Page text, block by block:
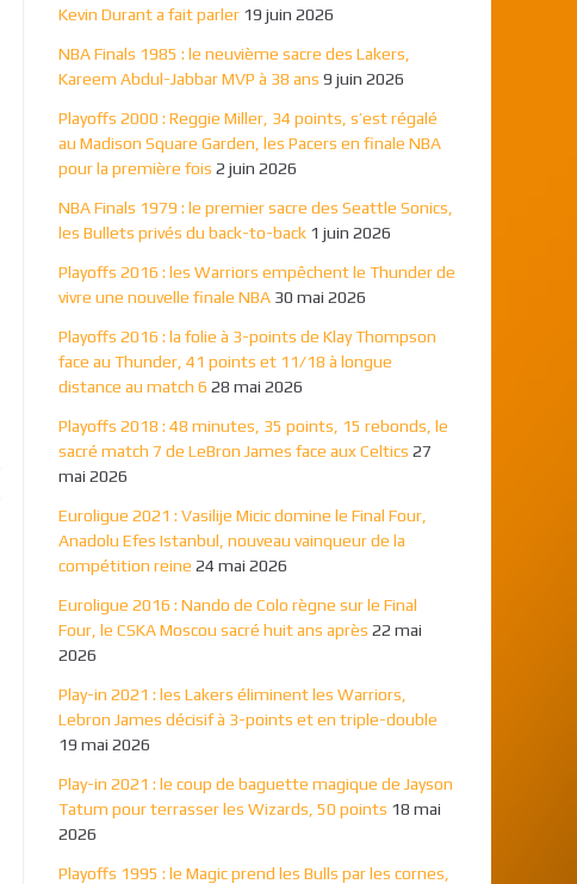
Kevin Durant a fait parler 19 juin 2026
NBA Finals 1985 : le neuvième sacre des Lakers,
Kareem Abdul-Jabbar MVP à 38 ans 9 juin 2026
Playoffs 2000 : Reggie Miller, 34 points, s’est régalé
au Madison Square Garden, les Pacers en finale NBA
pour la première fois 2 juin 2026
NBA Finals 1979 : le premier sacre des Seattle Sonics,
les Bullets privés du back-to-back 1 juin 2026
Playoffs 2016 : les Warriors empêchent le Thunder de
vivre une nouvelle finale NBA 30 mai 2026
Playoffs 2016 : la folie à 3-points de Klay Thompson
face au Thunder, 41 points et 11/18 à longue
distance au match 6 28 mai 2026
Playoffs 2018 : 48 minutes, 35 points, 15 rebonds, le
sacré match 7 de LeBron James face aux Celtics 27
mai 2026
Euroligue 2021 : Vasilije Micic domine le Final Four,
Anadolu Efes Istanbul, nouveau vainqueur de la
compétition reine 24 mai 2026
Euroligue 2016 : Nando de Colo règne sur le Final
Four, le CSKA Moscou sacré huit ans après 22 mai
2026
Play-in 2021 : les Lakers éliminent les Warriors,
Lebron James décisif à 3-points et en triple-double
19 mai 2026
Play-in 2021 : le coup de baguette magique de Jayson
Tatum pour terrasser les Wizards, 50 points 18 mai
2026
Playoffs 1995 : le Magic prend les Bulls par les cornes,